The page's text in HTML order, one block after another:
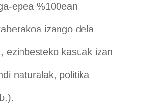
epea %100ean
izango dela
ezinbesteko kasuak izan
naturalak, politika